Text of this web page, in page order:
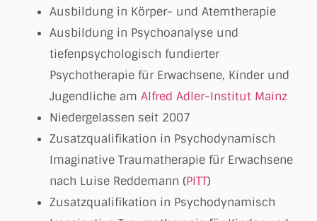
Ausbildung in Körper- und Atemtherapie
Ausbildung in Psychoanalyse und
tiefenpsychologisch fundierter
Psychotherapie für Erwachsene, Kinder und
Jugendliche am Alfred Adler-Institut Mainz
Niedergelassen seit 2007
Zusatzqualifikation in Psychodynamisch
Imaginative Traumatherapie für Erwachsene
nach Luise Reddemann (PITT)
Zusatzqualifikation in Psychodynamisch